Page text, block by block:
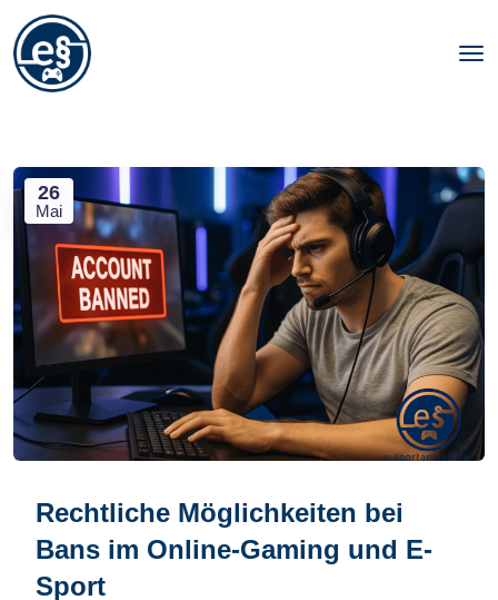
26
Mai
Rechtliche Möglichkeiten bei
Bans im Online-Gaming und E-
Sport